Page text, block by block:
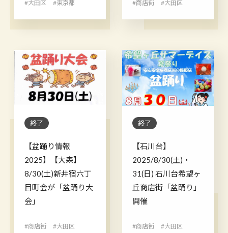
#大田区 #東京都 #商店街 #大田区
終了
【盆踊り情報
2025】【大森】
8/30(土)新井宿六丁
目町会が「盆踊り大
会」
#商店街
#大田区
終了
【石川台】
2025/8/30(土)・
31(日) 石川台希望ヶ
丘商店街「盆踊り」
開催
#商店街
#大田区